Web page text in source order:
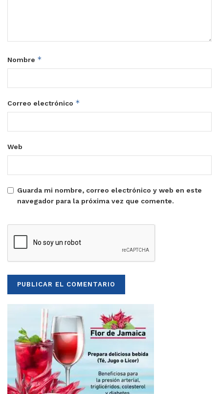
Nombre *
Correo electrónico *
Web
Guarda mi nombre, correo electrónico y web en este
navegador para la próxima vez que comente.